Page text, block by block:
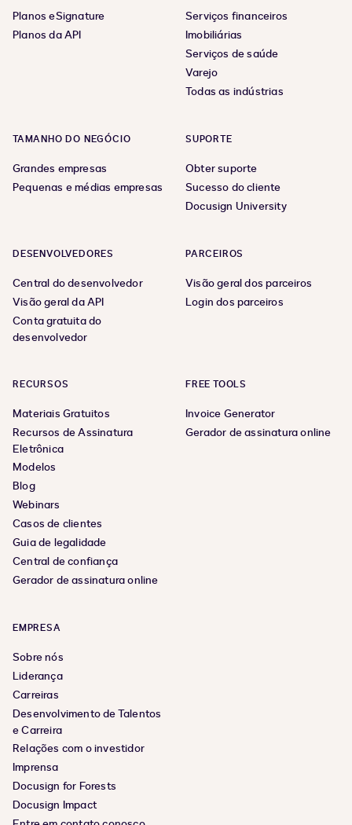
Planos eSignature
Planos da API
Serviços financeiros
Imobiliárias
Serviços de saúde
Varejo
Todas as indústrias
TAMANHO DO NEGÓCIO
Grandes empresas
Pequenas e médias empresas
SUPORTE
Obter suporte
Sucesso do cliente
Docusign University
DESENVOLVEDORES
Central do desenvolvedor
Visão geral da API
Conta gratuita do
desenvolvedor
PARCEIROS
Visão geral dos parceiros
Login dos parceiros
RECURSOS
Materiais Gratuitos
Recursos de Assinatura
Eletrônica
Modelos
Blog
Webinars
Casos de clientes
Guia de legalidade
Central de confiança
Gerador de assinatura online
FREE TOOLS
Invoice Generator
Gerador de assinatura online
EMPRESA
Sobre nós
Liderança
Carreiras
Desenvolvimento de Talentos
e Carreira
Relações com o investidor
Imprensa
Docusign for Forests
Docusign Impact